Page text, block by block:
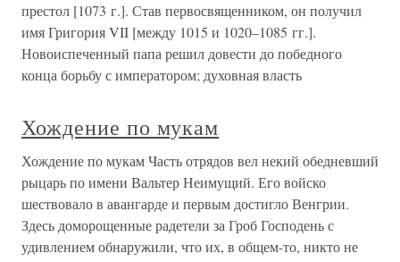
престол [1073 г.]. Став первосвященником, он получил
имя Григория VII [между 1015 и 1020–1085 гг.].
Новоиспеченный папа решил довести до победного
конца борьбу с императором; духовная власть
Хождение по мукам
Хождение по мукам Часть отрядов вел некий обедневший
рыцарь по имени Вальтер Неимущий. Его войско
шествовало в авангарде и первым достигло Венгрии.
Здесь доморощенные радетели за Гроб Господень с
удивлением обнаружили, что их, в общем-то, никто не